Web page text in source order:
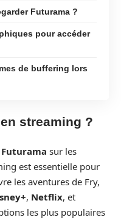
Futurama ?
pour accéder
de buffering lors
streaming ?
Futurama sur les
est essentielle pour
les aventures de Fry,
, Netflix, et
les plus populaires